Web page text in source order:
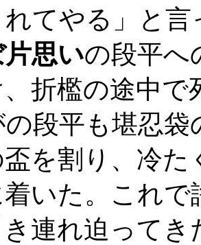
てやる」と言
思いの段平へ
折檻の途中
段平も堪忍
を割り、冷た
いた。これ
連れ迫って